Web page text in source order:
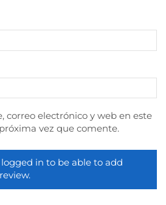
correo electrónico y web en este
vez que comente.
in to be able to add